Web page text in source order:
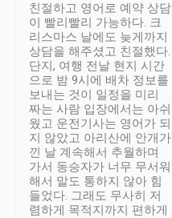
친절하고 영어로 예약 상담
이 빨리빨리 가능하다. 크
리스마스 날에도 늦게까지
상담을 해주셨고 친절했다.
단지, 여행 전날 현지 시간
으로 밤 9시에 배차 정보를
보내는 것이 일정을 미리
짜는 사람 입장에서는 아쉬
웠고 운전기사는 영어가 되
지 않았고 아리산에 안개가
낀 날 계속해서 추월하며
가서 동승자가 너무 무서워
해서 말도 통하지 않아 힘
들었다. 그래도 무사히 저
렴하게 목적지까지 편하게